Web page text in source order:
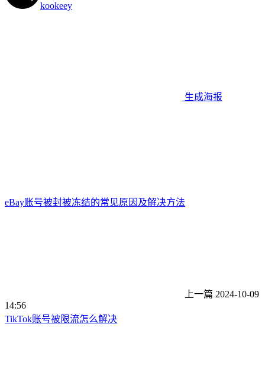
kookeey
生成海报
eBay账号被封被冻结的常见原因及解决方法
上一篇 2024-10-09
14:56
TikTok账号被限流怎么解决